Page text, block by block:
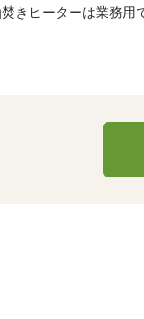
きヒーターは業務用